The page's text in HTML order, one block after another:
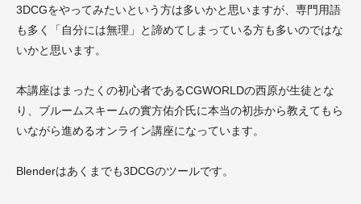
3DCGをやってみたいという方は多いかと思いますが、専門用語
も多く「自分には無理」と諦めてしまっている方も多いのではな
いかと思います。
本講座はまったくの初心者であるCGWORLDの西原が生徒とな
り、ブルームスキームの實方佑介氏に本当の初歩から教えてもら
いながら進めるオンライン講座になっています。
Blenderはあくまでも3DCGのツールです。